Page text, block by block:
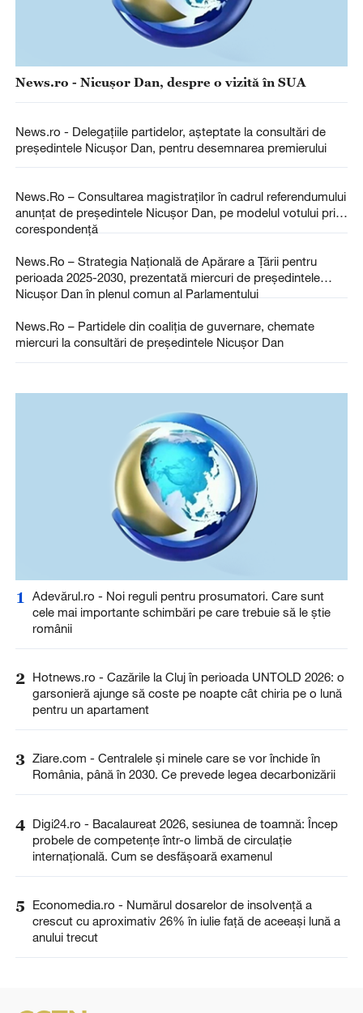
News.ro - Nicuşor Dan, despre o vizită în SUA
News.ro - Delegaţiile partidelor, aşteptate la consultări de
preşedintele Nicuşor Dan, pentru desemnarea premierului
News.Ro – Consultarea magistraţilor în cadrul referendumului
anunţat de preşedintele Nicuşor Dan, pe modelul votului prin
corespondenţă
News.Ro – Strategia Naţională de Apărare a Ţării pentru
perioada 2025-2030, prezentată miercuri de preşedintele
Nicuşor Dan în plenul comun al Parlamentului
News.Ro – Partidele din coaliţia de guvernare, chemate
miercuri la consultări de preşedintele Nicuşor Dan
1
Adevărul.ro - Noi reguli pentru prosumatori. Care sunt
cele mai importante schimbări pe care trebuie să le știe
românii
2 Hotnews.ro - Cazările la Cluj în perioada UNTOLD 2026: o
garsonieră ajunge să coste pe noapte cât chiria pe o lună
pentru un apartament
3 Ziare.com - Centralele și minele care se vor închide în
România, până în 2030. Ce prevede legea decarbonizării
4 Digi24.ro - Bacalaureat 2026, sesiunea de toamnă: Încep
probele de competențe într-o limbă de circulație
internațională. Cum se desfășoară examenul
5
Economedia.ro - Numărul dosarelor de insolvenţă a
crescut cu aproximativ 26% în iulie față de aceeași lună a
anului trecut